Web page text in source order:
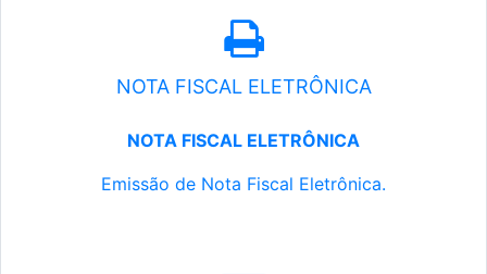
NOTA FISCAL ELETRÔNICA
NOTA FISCAL ELETRÔNICA
Emissão de Nota Fiscal Eletrônica.